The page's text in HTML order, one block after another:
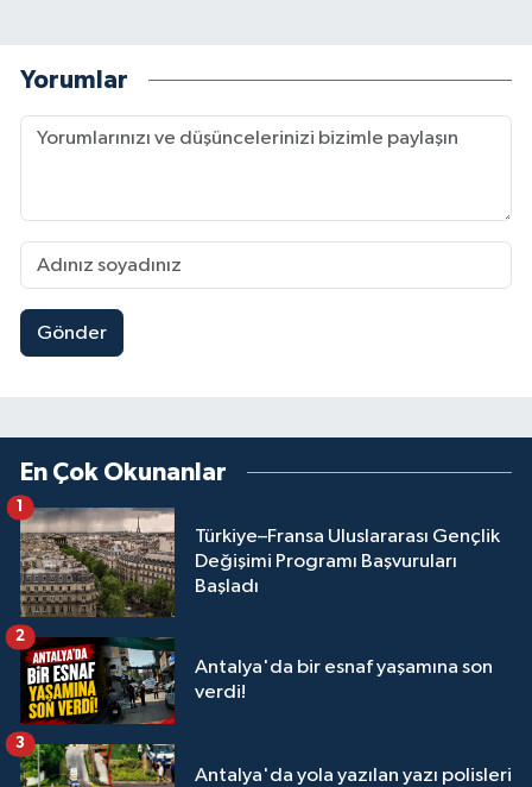
Yorumlar
Gönder
En Çok Okunanlar
Türkiye–Fransa Uluslararası Gençlik
Değişimi Programı Başvuruları
Başladı
1
Antalya'da bir esnaf yaşamına son
verdi!
2
Antalya'da yola yazılan yazı polisleri
3